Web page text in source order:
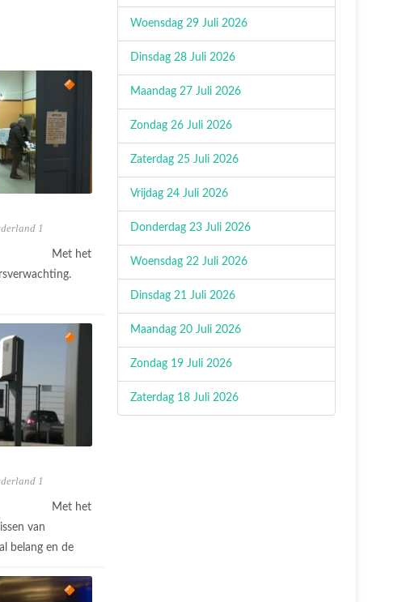
1
Met het
1
Met het
van
belang en de
Woensdag 29 Juli 2026
Dinsdag 28 Juli 2026
Maandag 27 Juli 2026
Zondag 26 Juli 2026
Zaterdag 25 Juli 2026
Vrijdag 24 Juli 2026
Donderdag 23 Juli 2026
Woensdag 22 Juli 2026
Dinsdag 21 Juli 2026
Maandag 20 Juli 2026
Zondag 19 Juli 2026
Zaterdag 18 Juli 2026